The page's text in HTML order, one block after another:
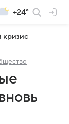
+24°
кризис